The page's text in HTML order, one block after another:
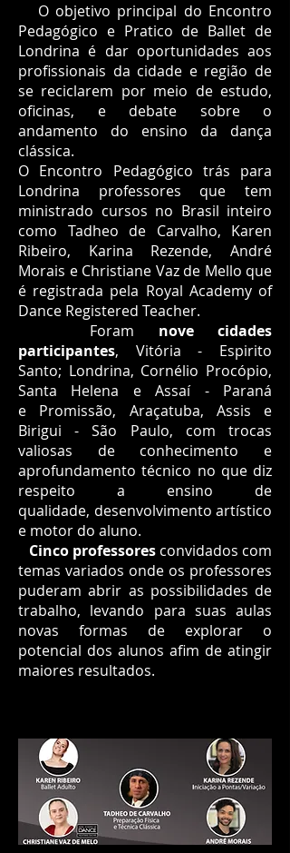
O objetivo principal do Encontro
Pedagógico e Pratico de Ballet de
Londrina é dar oportunidades aos
profissionais da cidade e região de
se reciclarem por meio de estudo,
oficinas, e debate sobre o
andamento do ensino da dança
clássica.
O Encontro Pedagógico trás para
Londrina professores que tem
ministrado cursos no Brasil inteiro
como Tadheo de Carvalho, Karen
Ribeiro, Karina Rezende, André
Morais e Christiane Vaz de Mello que
é registrada pela Royal Academy of
Dance Registered Teacher.
Foram nove cidades
participantes, Vitória - Espirito
Santo; Londrina, Cornélio Procópio,
Santa Helena e Assaí - Paraná
e Promissão, Araçatuba, Assis e
Birigui - São Paulo, com trocas
valiosas de conhecimento e
aprofundamento técnico no que diz
respeito a ensino de
qualidade, desenvolvimento artístico
e motor do aluno.
Cinco professores convidados com
temas variados onde os professores
puderam abrir as possibilidades de
trabalho, levando para suas aulas
novas formas de explorar o
potencial dos alunos afim de atingir
maiores resultados.